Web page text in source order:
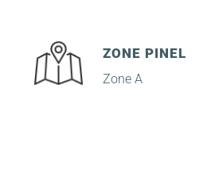
ZONE PINEL
Zone A